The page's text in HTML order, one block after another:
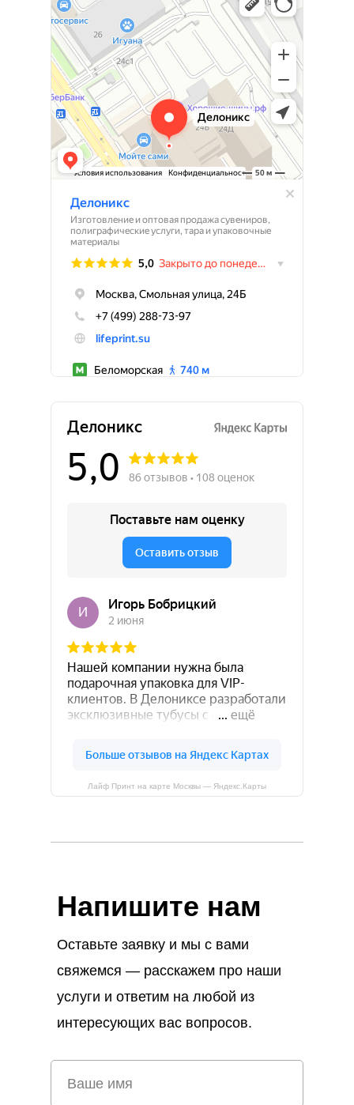
Изготовление и оптовая продажа сувениров в Москве
Лайф Принт на карте Москвы — Яндекс.Карты
Напишите нам
Оставьте заявку и мы с вами
свяжемся — расскажем про наши
услуги и ответим на любой из
интересующих вас вопросов.